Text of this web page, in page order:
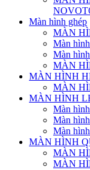
Màn hình ghép
MÀN
Màn
Màn
MÀN
MÀN HÌNH
MÀN
MÀN HÌNH
Màn
Màn
Màn
MÀN HÌNH
MÀN
MÀN